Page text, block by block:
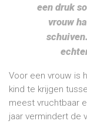
een druk
vrouw
Voor een vrouw is
kind te krijgen
meest vruchtbaar
jaar vermindert de